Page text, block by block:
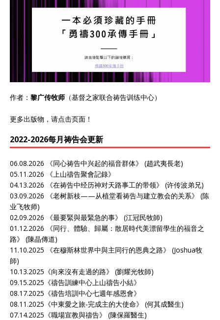
作者： 黎广传牧师 （基督之家联合祷告训练中心）
更多出版物，请点击页面 ！
2022-2026每月祷告会更新
06.08.2026 《同心祷告中兴起的福音群体》 (趙武夷長老)
05.11.2026 《上山禱告聚會記錄》
04.13.2026 《在祷告中经历神对天路事工的带领》 (许传波弟兄)
03.09.2026 《老树新枝——从植堂看祷告与建立教会的关系》 (陈
业飞牧师)
02.09.2026 《最要緊與最緊急的事》 (江冠民牧師)
01.12.2026 《同行、體驗、歸屬：散居時代美漂留學生的福音之
路》 (陳晶傳道)
11.10.2025 《在穆斯林世界中與主同行的恩典之路》 (Joshua牧
師)
10.13.2025《向來沒有走過的路》 (劉耀光牧師)
09.15.2025《禱告訓練中心上山禱告小結》
08.17.2025《禱告培訓中心七週年感恩會》
08.11.2025《中東愛之旅-完成主的大使命》 (何其成醫生)
07.14.2025《職場宣教與禱告》 (陳保羅醫生)